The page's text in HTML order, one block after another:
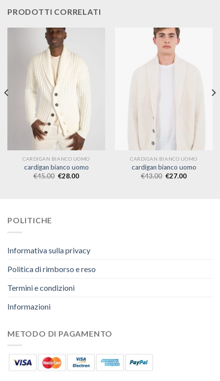
PRODOTTI CORRELATI
CARDIGAN BIANCO UOMO
cardigan bianco uomo
€45.00 €28.00
CARDIGAN BIANCO UOMO
cardigan bianco uomo
€43.00 €27.00
POLITICHE
Informativa sulla privacy
Politica di rimborso e reso
Termini e condizioni
Informazioni
METODO DI PAGAMENTO